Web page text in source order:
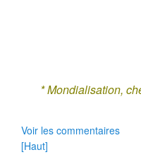
* Mondialisation,
Voir les commentaires
[Haut]